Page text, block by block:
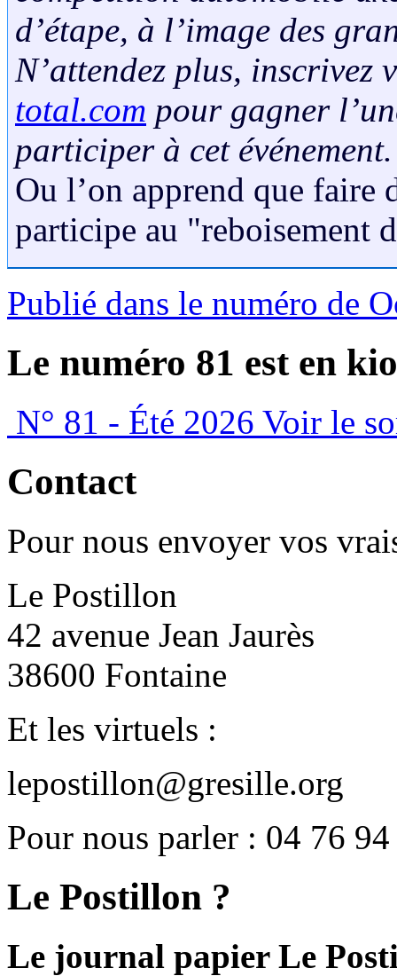
d’étape, à l’image des
N’attendez plus, inscrivez
total.com pour gagner
participer à cet
Ou l’on apprend que faire
participe au "reboisement
Publié dans le numéro de
Le numéro 81 est en
N° 81 - Été 2026 Voir le
Contact
Pour nous envoyer vos
Le Postillon
42 avenue Jean Jaurès
38600 Fontaine
Et les virtuels :
lepostillon@gresille.org
Pour nous parler : 04 76
Le Postillon ?
Le journal papier Le